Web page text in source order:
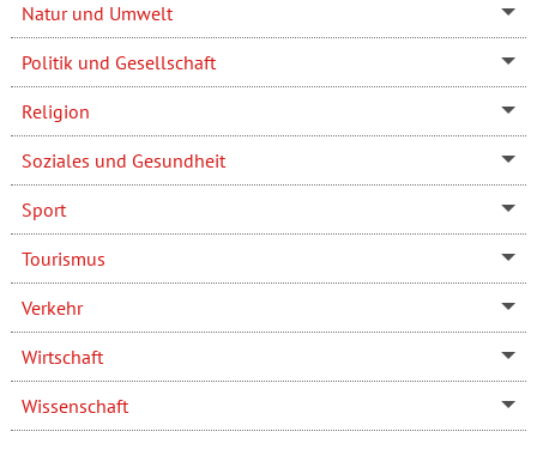
Natur und Umwelt
Politik und Gesellschaft
Religion
Soziales und Gesundheit
Sport
Tourismus
Verkehr
Wirtschaft
Wissenschaft